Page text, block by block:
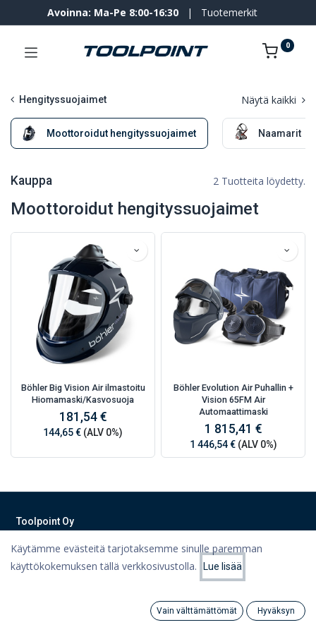
Suosituimmat
Category
Avoinna: Ma-Pe 8:00-16:30 | Tuotemerkit
0
Hengityssuojaimet Näytä kaikki
Moottoroidut hengityssuojaimet Naamarit
Kauppa 2 Tuotteita löydetty.
Moottoroidut hengityssuojaimet
Böhler Big Vision Air ilmastoitu
Hiomamaski/Kasvosuoja
181,54 €
144,65 € (ALV 0%)
Böhler Evolution Air Puhallin +
Vision 65FM Air
Automaattimaski
1 815,41 €
1 446,54 €(ALV 0%)
Toolpoint Oy
Työkalut, työvaatteet, koneet ja varastointiratkaisut Lahdesta
teknisen kaupan ammattilaisilta!
Käytämme evästeitä tarjotaksemme sinulle paremman
käyttökokemuksen tällä verkkosivustolla.
Lue lisää
Vain välttämättömät Hyväksyn